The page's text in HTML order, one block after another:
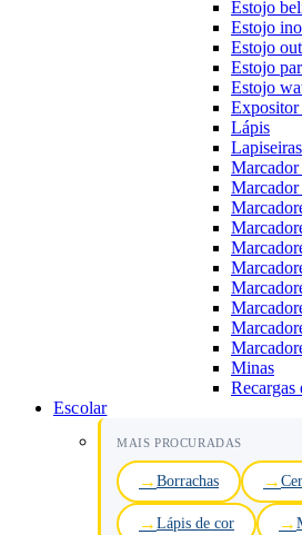
Estojo
Estojo
Estojo
Estojo
Estojo
Lápis
Lapiseiras
Marcador
Marcador
Minas
Recargas
Escolar
MAIS PROCURADAS
Borrachas
Lápis de cor